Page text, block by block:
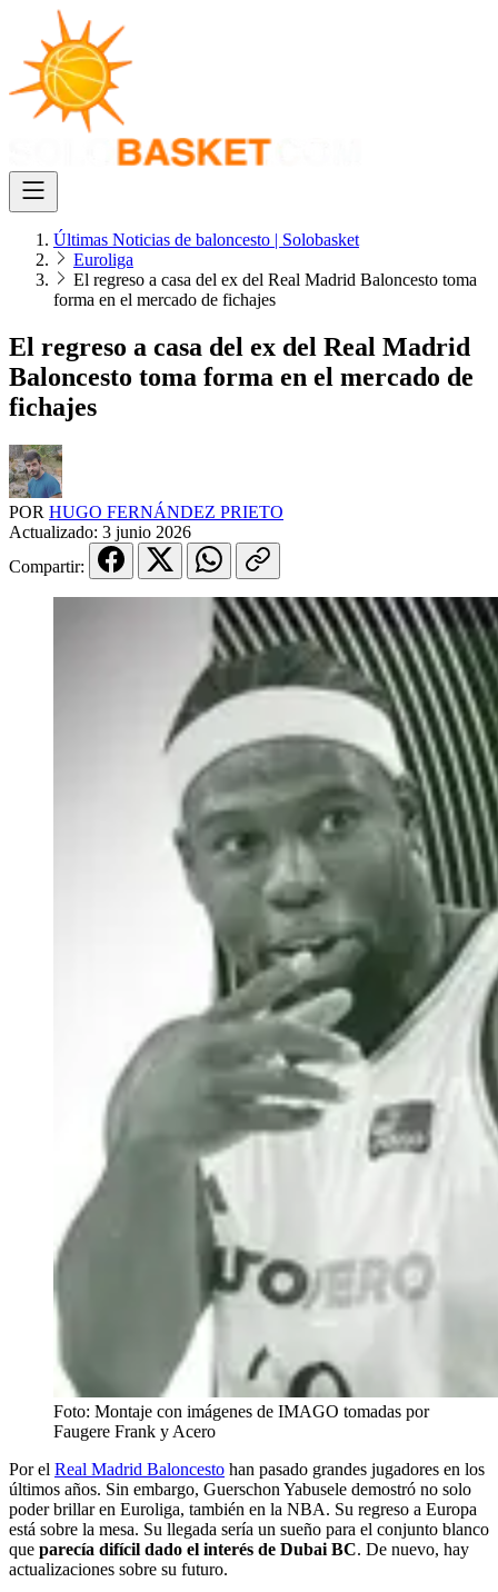
Últimas Noticias de baloncesto | Solobasket
Euroliga
El regreso a casa del ex del Real Madrid Baloncesto toma
forma en el mercado de fichajes
El regreso a casa del ex del Real Madrid
Baloncesto toma forma en el mercado de
fichajes
POR HUGO FERNÁNDEZ PRIETO
Actualizado: 3 junio 2026
Compartir:
Foto: Montaje con imágenes de IMAGO tomadas por
Faugere Frank y Acero
Por el Real Madrid Baloncesto han pasado grandes jugadores en los
últimos años. Sin embargo, Guerschon Yabusele demostró no solo
poder brillar en Euroliga, también en la NBA. Su regreso a Europa
está sobre la mesa. Su llegada sería un sueño para el conjunto blanco
que parecía difícil dado el interés de Dubai BC. De nuevo, hay
actualizaciones sobre su futuro.